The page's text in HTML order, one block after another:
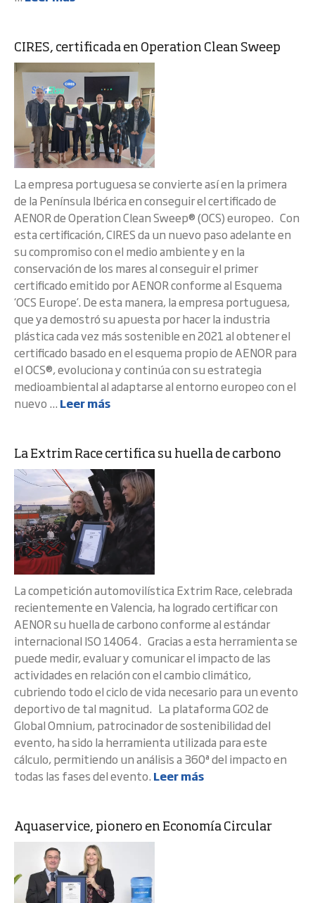
CIRES, certificada en Operation Clean Sweep
La empresa portuguesa se convierte así en la primera
de la Península Ibérica en conseguir el certificado de
AENOR de Operation Clean Sweep® (OCS) europeo. Con
esta certificación, CIRES da un nuevo paso adelante en
su compromiso con el medio ambiente y en la
conservación de los mares al conseguir el primer
certificado emitido por AENOR conforme al Esquema
‘OCS Europe’. De esta manera, la empresa portuguesa,
que ya demostró su apuesta por hacer la industria
plástica cada vez más sostenible en 2021 al obtener el
certificado basado en el esquema propio de AENOR para
el OCS®, evoluciona y continúa con su estrategia
medioambiental al adaptarse al entorno europeo con el
nuevo ... Leer más
La Extrim Race certifica su huella de carbono
La competición automovilística Extrim Race, celebrada
recientemente en Valencia, ha logrado certificar con
AENOR su huella de carbono conforme al estándar
internacional ISO 14064. Gracias a esta herramienta se
puede medir, evaluar y comunicar el impacto de las
actividades en relación con el cambio climático,
cubriendo todo el ciclo de vida necesario para un evento
deportivo de tal magnitud. La plataforma GO2 de
Global Omnium, patrocinador de sostenibilidad del
evento, ha sido la herramienta utilizada para este
cálculo, permitiendo un análisis a 360ª del impacto en
todas las fases del evento. Leer más
Aquaservice, pionero en Economía Circular